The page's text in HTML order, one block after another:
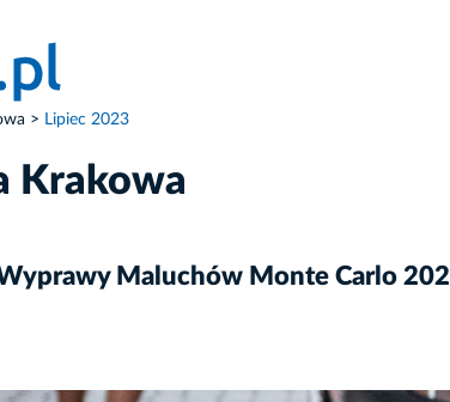
Lipiec 2023
Krakowa
Maluchów Monte Carlo